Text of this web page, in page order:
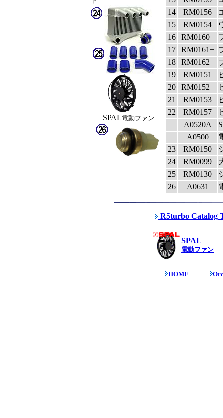
SPAL電動ファン
14
RM0156
15
RM0154
16
RM0160+
17
RM0161+
18
RM0162+
19
RM0151
20
RM0152+
21
RM0153
22
RM0157
A0520A
A0500
23
RM0150
24
RM0099
25
RM0130
26
A0631
R5turbo Catalog
SPAL
電動ファン
HOME